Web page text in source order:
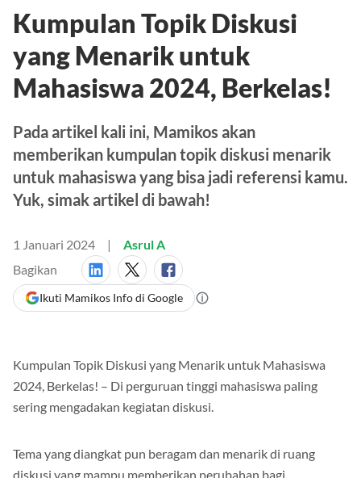
Kumpulan Topik Diskusi
yang Menarik untuk
Mahasiswa 2024, Berkelas!
Pada artikel kali ini, Mamikos akan
memberikan kumpulan topik diskusi menarik
untuk mahasiswa yang bisa jadi referensi kamu.
Yuk, simak artikel di bawah!
1 Januari 2024
Asrul A
Bagikan
Ikuti Mamikos Info di Google
Kumpulan Topik Diskusi yang Menarik untuk Mahasiswa
2024, Berkelas! – Di perguruan tinggi mahasiswa paling
sering mengadakan kegiatan diskusi.
Tema yang diangkat pun beragam dan menarik di ruang
diskusi yang mampu memberikan perubahan bagi